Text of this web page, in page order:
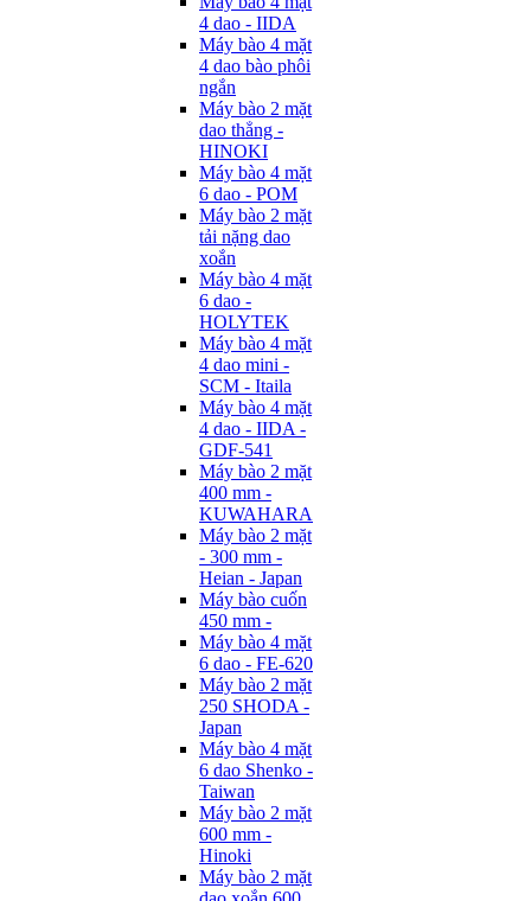
4 dao - IIDA
Máy bào 4 mặt
4 dao bào phôi
ngắn
Máy bào 2 mặt
dao thẳng -
HINOKI
Máy bào 4 mặt
6 dao - POM
Máy bào 2 mặt
tải nặng dao
xoắn
Máy bào 4 mặt
6 dao -
HOLYTEK
Máy bào 4 mặt
4 dao mini -
SCM - Itaila
Máy bào 4 mặt
4 dao - IIDA -
GDF-541
Máy bào 2 mặt
400 mm -
KUWAHARA
Máy bào 2 mặt
- 300 mm -
Heian - Japan
Máy bào cuốn
450 mm -
Máy bào 4 mặt
6 dao - FE-620
Máy bào 2 mặt
250 SHODA -
Japan
Máy bào 4 mặt
6 dao Shenko -
Taiwan
Máy bào 2 mặt
600 mm -
Hinoki
Máy bào 2 mặt